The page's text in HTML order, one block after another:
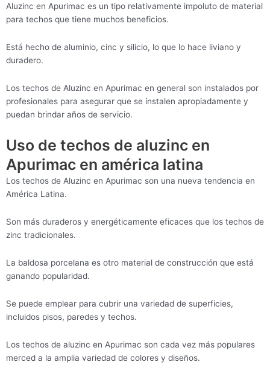
Aluzinc en Apurimac es un tipo relativamente impoluto de material
para techos que tiene muchos beneficios.
Está hecho de aluminio, cinc y silicio, lo que lo hace liviano y
duradero.
Los techos de Aluzinc en Apurimac en general son instalados por
profesionales para asegurar que se instalen apropiadamente y
puedan brindar años de servicio.
Uso de techos de aluzinc en
Apurimac en américa latina
Los techos de Aluzinc en Apurimac son una nueva tendencia en
América Latina.
Son más duraderos y energéticamente eficaces que los techos de
zinc tradicionales.
La baldosa porcelana es otro material de construcción que está
ganando popularidad.
Se puede emplear para cubrir una variedad de superficies,
incluidos pisos, paredes y techos.
Los techos de aluzinc en Apurimac son cada vez más populares
merced a la amplia variedad de colores y diseños.